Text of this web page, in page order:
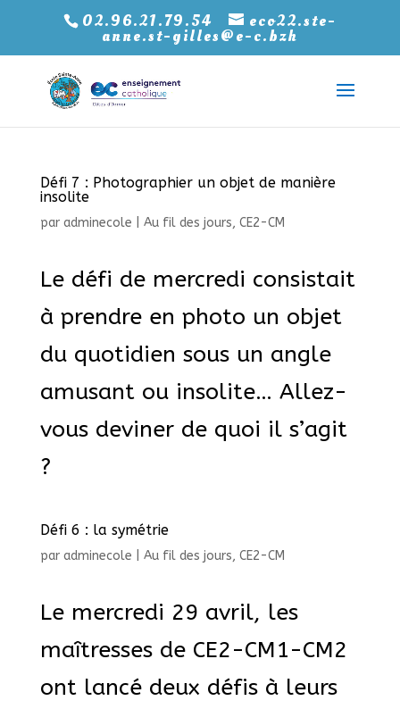
02.96.21.79.54 eco22.ste-
anne.st-gilles@e-c.bzh
Défi 7 : Photographier un objet de manière
insolite
par adminecole Au fil des jours, CE2-CM
Le défi de mercredi consistait
à prendre en photo un objet
du quotidien sous un angle
amusant ou insolite… Allez-
vous deviner de quoi il s’agit
?
Défi 6 : la symétrie
par adminecole Au fil des jours, CE2-CM
Le mercredi 29 avril, les
maîtresses de CE2-CM1-CM2
ont lancé deux défis à leurs